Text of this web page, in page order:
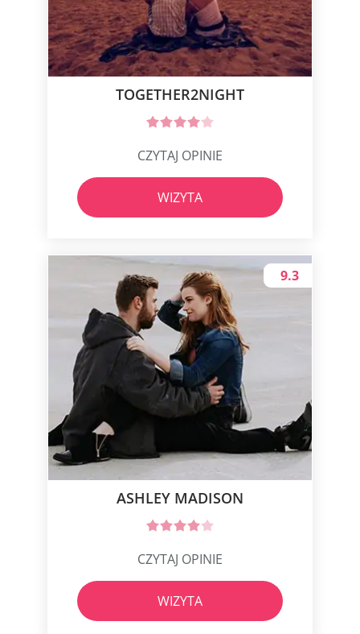
TOGETHER2NIGHT
CZYTAJ OPINIE
WIZYTA
ASHLEY MADISON
9.3
CZYTAJ OPINIE
WIZYTA